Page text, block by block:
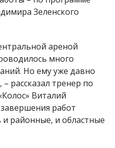
Зеленского
ареной
много
Но ему уже давно
рассказал тренер по
Виталий
работ
районные, и областные